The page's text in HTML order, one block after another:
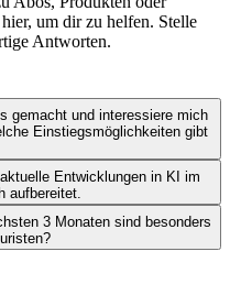
um dir zu helfen. Stelle
Antworten.
Einstiegsmöglichkeiten gibt
aufbereitet.